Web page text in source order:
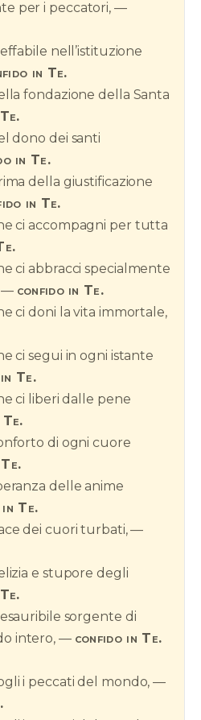
per i peccatori, —
nell’istituzione
in Te.
fondazione della Santa
dono dei santi
in Te.
della giustificazione
in Te.
ci accompagni per tutta
ci abbracci specialmente
— confido in Te.
ci doni la vita immortale,
ci segui in ogni istante
Te.
ci liberi dalle pene
di ogni cuore
delle anime
Te.
dei cuori turbati, —
e stupore degli
sorgente di
intero, — confido in Te.
i peccati del mondo, —